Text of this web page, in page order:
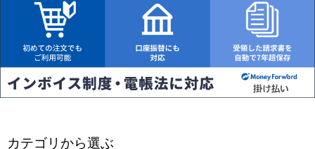
カテゴリから選ぶ